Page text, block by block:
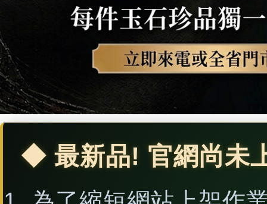
◆ 最新品! 官網尚未